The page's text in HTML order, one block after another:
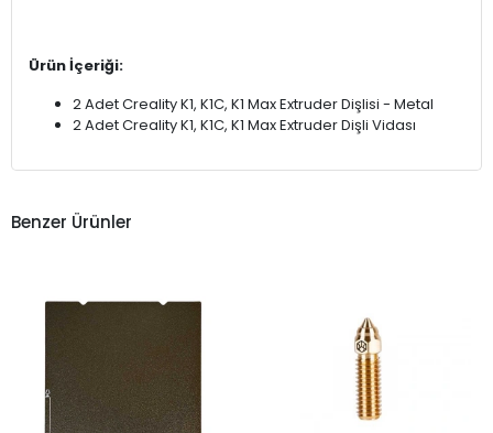
Ürün İçeriği:
2 Adet Creality K1, K1C, K1 Max Extruder Dişlisi - Metal
2 Adet Creality K1, K1C, K1 Max Extruder Dişli Vidası
Benzer Ürünler